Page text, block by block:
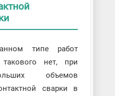
типе работ
нет, при
объемов
сварки в